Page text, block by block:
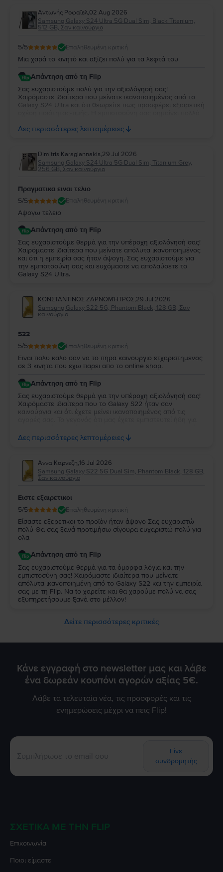
Aντωνής Ροφαϊελ,02 Aug 2026
Samsung Galaxy S24 Ultra 5G Dual Sim, Black Titanium,
512 GB, Σαν καινούργιο
5/5 Επαληθευμένη κριτική
Μια χαρά το κινητό και αξίζει πολύ για τα λεφτά του
Απάντηση από τη Flip
Σας ευχαριστούμε πολύ για την αξιολόγησή σας!
Χαιρόμαστε ιδιαίτερα που μείνατε ικανοποιημένος από το
Galaxy S24 Ultra και ότι θεωρείτε πως προσφέρει εξαιρετική
σας εξυπηρετήσουμε ξανά στο μέλλον!
Δες περισσότερες λεπτομέρειες
Dimitris Karagiannakis,29 Jul 2026
Samsung Galaxy S24 Ultra 5G Dual Sim, Titanium Grey,
256 GB, Σαν καινούργιο
Πραγματικα ειναι τελιο
5/5 Επαληθευμένη κριτική
Αψογω τελειο
Απάντηση από τη Flip
Σας ευχαριστούμε θερμά για την υπέροχη αξιολόγησή σας!
Χαιρόμαστε ιδιαίτερα που μείνατε απόλυτα ικανοποιημένος
και ότι η εμπειρία σας ήταν άψογη. Σας ευχαριστούμε για
την εμπιστοσύνη σας και ευχόμαστε να απολαύσετε το
Galaxy S24 Ultra.
ΚΩΝΣΤΑΝΤΙΝΟΣ ΖΑΡΝΟΜΉΤΡΟΣ,29 Jul 2026
Samsung Galaxy S22 5G, Phantom Black, 128 GB, Σαν
καινούργιο
S22
5/5 Επαληθευμένη κριτική
Ειναι πολυ καλο σαν να το πηρα καινουργιο ετχαριστημενος
σε 3 κινητα που εχω παρει απο το online shop.
Απάντηση από τη Flip
Σας ευχαριστούμε θερμά για την υπέροχη αξιολόγησή σας!
Χαιρόμαστε ιδιαίτερα που το Galaxy S22 ήταν σαν
καινούργια και ότι έχετε μείνει ικανοποιημένος από τις
ειλικρινά για τη στήριξή σας. Σας ευχόμαστε να απολαύσετε
τη νέα σας συσκευή και θα χαρούμε να σας
Δες περισσότερες λεπτομέρειες
Αννα Καρνεζη,16 Jul 2026
Samsung Galaxy S22 5G Dual Sim, Phantom Black, 128 GB,
Σαν καινούργιο
Ειστε εξαιρετικοι
5/5 Επαληθευμένη κριτική
Είσαστε εξερετικοι το προϊόν ήταν άψογο Σας ευχαριστώ
πολύ Θα σας ξανά προτιμήσω σίγουρα ευχαριστώ πολύ για
ολα
Απάντηση από τη Flip
Σας ευχαριστούμε θερμά για τα όμορφα λόγια και την
εμπιστοσύνη σας! Χαιρόμαστε ιδιαίτερα που μείνατε
απόλυτα ικανοποιημένη από τo Galaxy S22 και την εμπειρία
σας με τη Flip. Να to χαρείτε και θα χαρούμε πολύ να σας
εξυπηρετήσουμε ξανά στο μέλλον!
Δείτε περισσότερες κριτικές
Κάνε εγγραφή στο newsletter μας και λάβε
ένα δωρεάν κουπόνι αγορών αξίας 5€.
Λάβε τα τελευταία νέα, τις προσφορές και τις
ενημερώσεις μέχρι να πεις Flip!
Γίνε
συνδρομητής
ΣΧΕΤΙΚΆ ΜΕ ΤΗΝ FLIP
Επικοινωνία
Ποιοι είμαστε